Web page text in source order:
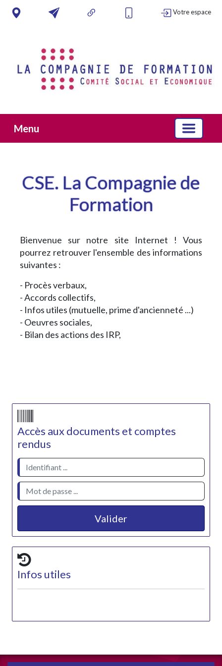
Votre espace
Menu
CSE. La Compagnie de
Formation
Bienvenue sur notre site Internet ! Vous
pourrez retrouver l'ensemble des informations
suivantes :
- Procès verbaux,
- Accords collectifs,
- Infos utiles (mutuelle, prime d'ancienneté ...)
- Oeuvres sociales,
- Bilan des actions des IRP,
Accès aux documents et comptes
rendus
Valider
Infos utiles